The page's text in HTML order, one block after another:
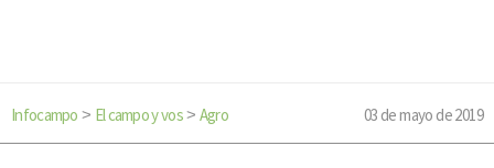
Infocampo > El campo y vos> Agro 03 de mayo de 2019